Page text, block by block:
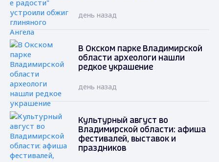
день назад
В Окском парке Владимирской
области археологи нашли
редкое украшение
день назад
Культурный август во
Владимирской области: афиша
фестивалей, выставок и
праздников